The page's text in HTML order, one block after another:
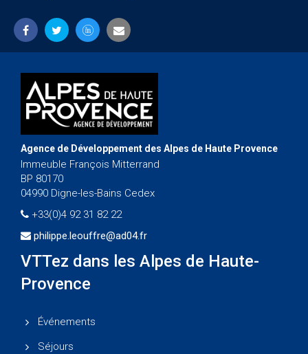
Agence de Développement des Alpes de Haute Provence
Immeuble François Mitterrand
BP 80170
04990 Digne-les-Bains Cedex
+33(0)4 92 31 82 22
philippe.leouffre@ad04.fr
VTTez dans les Alpes de Haute-
Provence
Événements
Séjours